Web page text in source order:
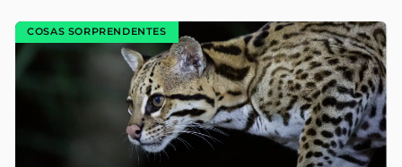
COSAS SORPRENDENTES